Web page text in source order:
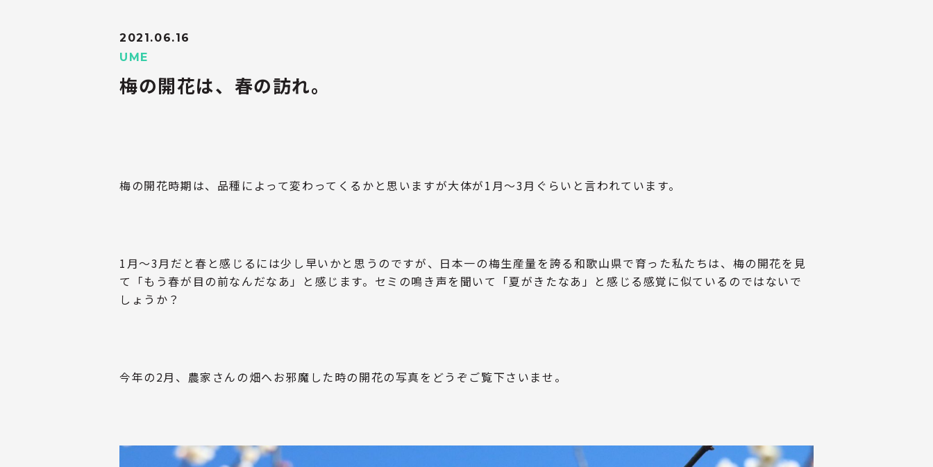
よくあるご質問
2021.06.16
UME
梅の開花は、春の訪れ。
梅の開花時期は、品種によって変わってくるかと思いますが大体が1月～3月ぐらいと言われています。
1月～3月だと春と感じるには少し早いかと思うのですが、日本一の梅生産量を誇る和歌山県で育った私たちは、梅の開花を見
て「もう春が目の前なんだなあ」と感じます。セミの鳴き声を聞いて「夏がきたなあ」と感じる感覚に似ているのではないで
しょうか？
今年の2月、農家さんの畑へお邪魔した時の開花の写真をどうぞご覧下さいませ。